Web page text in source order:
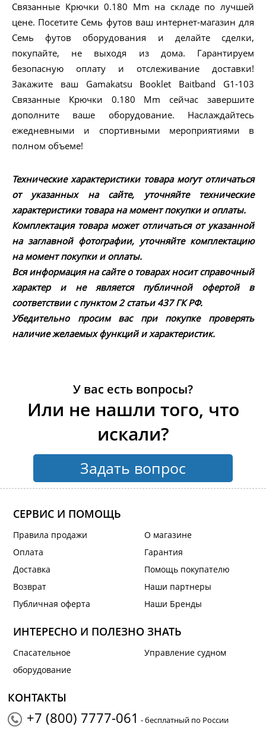
Связанные Крючки 0.180 Mm на складе по лучшей
цене. Посетите Семь футов ваш интернет-магазин для
Семь футов оборудования и делайте сделки,
покупайте, не выходя из дома. Гарантируем
безопасную оплату и отслеживание доставки!
Закажите ваш Gamakatsu Booklet Baitband G1-103
Связанные Крючки 0.180 Mm сейчас завершите
дополните ваше оборудование. Наслаждайтесь
ежедневными и спортивными мероприятиями в
полном объеме!
Технические характеристики товара могут отличаться
от указанных на сайте, уточняйте технические
характеристики товара на момент покупки и оплаты.
Комплектация товара может отличаться от указанной
на заглавной фотографии, уточняйте комплектацию
на момент покупки и оплаты.
Вся информация на сайте о товарах носит справочный
характер и не является публичной офертой в
соответствии с пунктом 2 статьи 437 ГК РФ.
Убедительно просим вас при покупке проверять
наличие желаемых функций и характеристик.
У вас есть вопросы?
Или не нашли того, что
искали?
Задать вопрос
СЕРВИС И ПОМОЩЬ
Правила продажи
Оплата
Доставка
Возврат
Публичная оферта
О магазине
Гарантия
Помощь покупателю
Наши партнеры
Наши Бренды
ИНТЕРЕСНО И ПОЛЕЗНО ЗНАТЬ
Спасательное
оборудование
Управление судном
КОНТАКТЫ
+7 (800) 7777-061 - бесплатный по России